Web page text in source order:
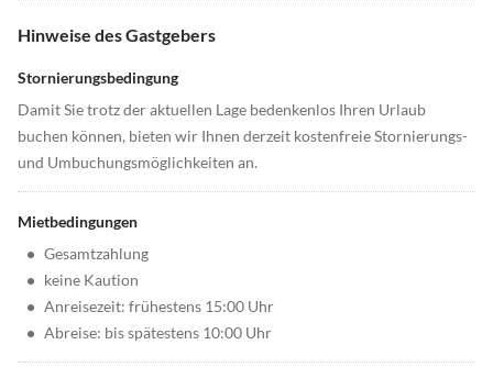
Hinweise des Gastgebers
Stornierungsbedingung
Damit Sie trotz der aktuellen Lage bedenkenlos Ihren Urlaub
buchen können, bieten wir Ihnen derzeit kostenfreie Stornierungs-
und Umbuchungsmöglichkeiten an.
Mietbedingungen
• Gesamtzahlung
• keine Kaution
• Anreisezeit: frühestens 15:00 Uhr
• Abreise: bis spätestens 10:00 Uhr